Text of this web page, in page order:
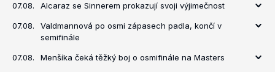
07.08. Alcaraz se Sinnerem prokazují svoji výjimečnost
07.08.
Valdmannová po osmi zápasech padla, končí v
semifinále
07.08. Menšíka čeká těžký boj o osmifinále na Masters